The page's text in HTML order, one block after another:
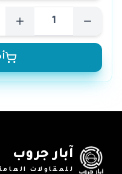
آبار جروب
للمقاولات